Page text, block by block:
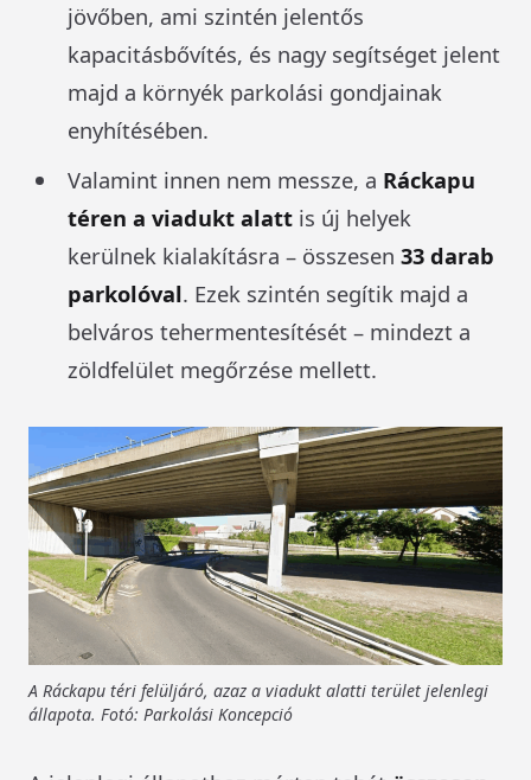
jövőben, ami szintén jelentős
kapacitásbővítés, és nagy segítséget jelent
majd a környék parkolási gondjainak
enyhítésében.
Valamint innen nem messze, a Ráckapu
téren a viadukt alattis új helyek
kerülnek kialakításra – összesen 33 darab
parkolóval. Ezek szintén segítik majd a
belváros tehermentesítését – mindezt a
zöldfelület megőrzése mellett.
A Ráckapu téri felüljáró, azaz a viadukt alatti terület jelenlegi
állapota. Fotó: Parkolási Koncepció